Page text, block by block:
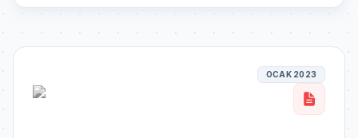
OCAK 2023